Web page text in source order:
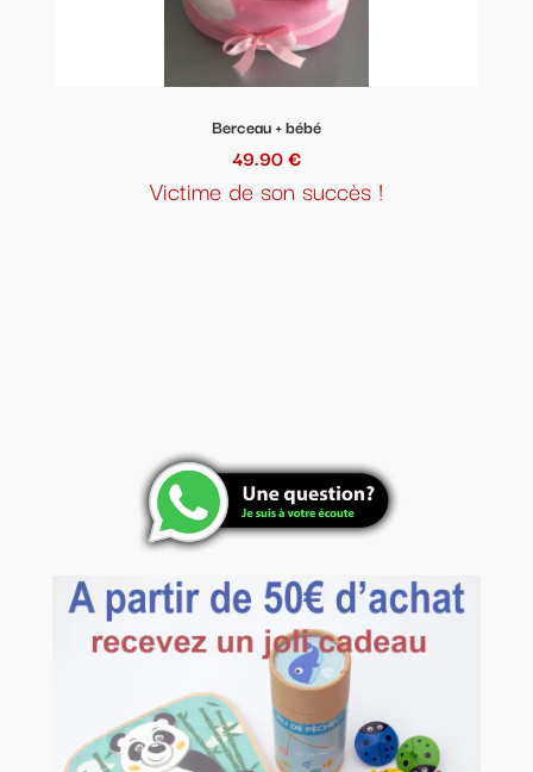
Berceau + bébé
49.90 €
Victime de son succès !